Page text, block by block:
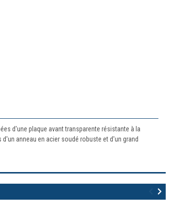
d'une plaque avant transparente résistante à la
anneau en acier soudé robuste et d'un grand